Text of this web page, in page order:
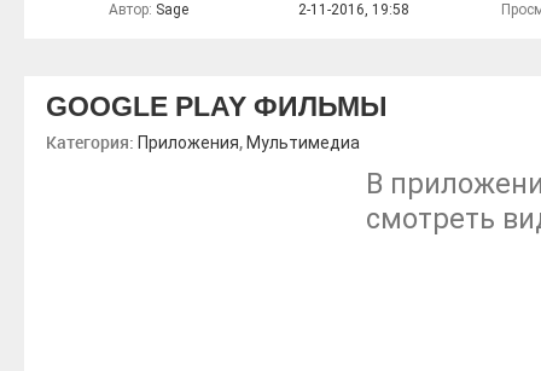
Автор: Sage 2-11-2016, 19:58
GOOGLE PLAY ФИЛЬМЫ
Категория: Приложения, Мультимедиа
В
смотреть